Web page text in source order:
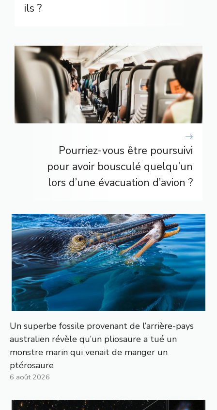
ils ?
Pourriez-vous être poursuivi
pour avoir bousculé quelqu’un
lors d’une évacuation d’avion ?
Un superbe fossile provenant de l’arrière-pays
australien révèle qu’un pliosaure a tué un
monstre marin qui venait de manger un
ptérosaure
6 août 2026